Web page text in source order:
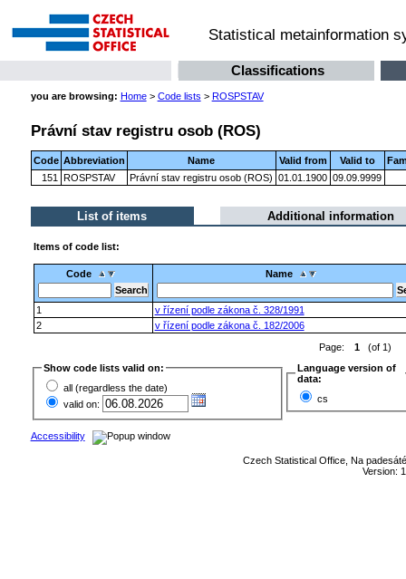
Statistical metainformation
Classifications
you are browsing: Home> Code lists > ROSPSTAV
Právní stav registru osob (ROS)
Code Abbreviation Name Valid from Valid to
151
ROSPSTAV Právní stav registru osob (ROS) 01.01.1900 09.09.9999
List of items Additional information
Items of code list:
Code Name
1
v řízení podle zákona č. 328/1991
2
v řízení podle zákona č. 182/2006
Page:
1 (of 1)
Show code lists valid on:
all (regardless the date)
valid on:
Language version of
data:
cs
Accessibility
Czech Statistical Office, Na
Version: